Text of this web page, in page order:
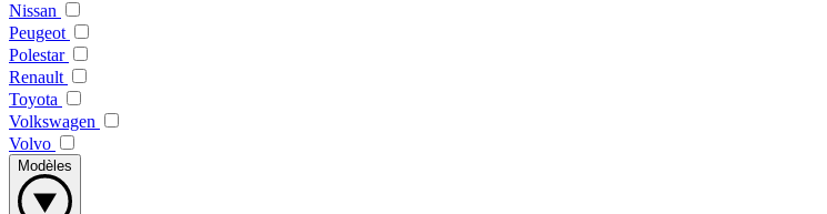
Nissan
Peugeot
Polestar
Renault
Toyota
Volkswagen
Volvo
Modèles